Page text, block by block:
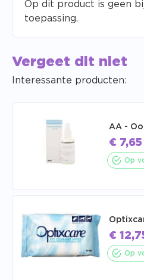
Op dit product is geen
toepassing.
Vergeet dit niet
Interessante producten:
AA -
€ 7,65
Op
€
Op